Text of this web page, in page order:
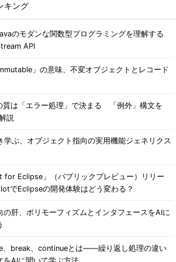
キング
のモダンな関数型プログラミングを理解する
API
」の意味、不変オブジェクトとレコード
質は「エラー処理」で決まる 「例外」構文を
説
学ぶ、オブジェクト指向の実用機能ジェネリクス
for Eclipse」（パブリックプレビュー）リリー
でEclipseの開発体験はどう変わる？
の肝、ポリモーフィズムとインタフェースをAIに
、break、continueとは――繰り返し処理の違い